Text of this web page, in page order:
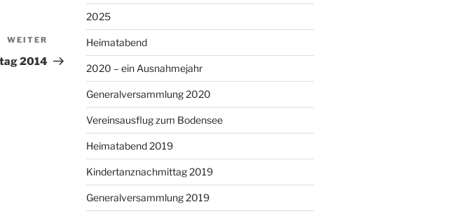
Nächster
Beitrag
WEITER
2014
2025
Heimatabend
2020 – ein Ausnahmejahr
Generalversammlung 2020
Vereinsausflug zum Bodensee
Heimatabend 2019
Kindertanznachmittag 2019
Generalversammlung 2019